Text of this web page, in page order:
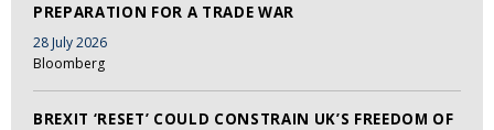
PREPARATION FOR A TRADE WAR
28 July 2026
Bloomberg
BREXIT ‘RESET’ COULD CONSTRAIN UK’S FREEDOM OF